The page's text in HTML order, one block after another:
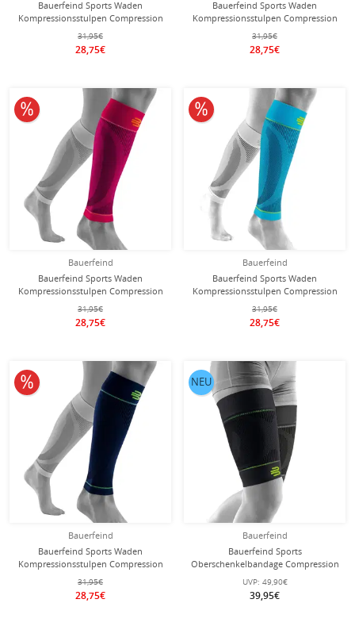
Bauerfeind Sports Waden
Kompressionsstulpen Compression
Lower Leg Sleeves short riverablau -
2 Stück
31,95€
28,75€
Bauerfeind Sports Waden
Kompressionsstulpen Compression
Lower Leg Sleeves short schwarz - 2
Stück
31,95€
28,75€
Bauerfeind
Bauerfeind Sports Waden
Kompressionsstulpen Compression
Lower Leg Sleeves short pink - 2
Stück
31,95€
28,75€
10% reduziert
Bauerfeind
Bauerfeind Sports Waden
Kompressionsstulpen Compression
Lower Leg Sleeves Extra Long
riverablau- 2 Stück
31,95€
28,75€
10% reduziert
Bauerfeind
Bauerfeind Sports Waden
Kompressionsstulpen Compression
Lower Leg Sleeves Extra Long
navyblau - 2 Stück
31,95€
28,75€
10% reduziert
Bauerfeind
Bauerfeind Sports
Oberschenkelbandage Compression
Sleeves Upper Leg Long - schwarz -
2 Stück
UVP: 49,90€
39,95€
NEU